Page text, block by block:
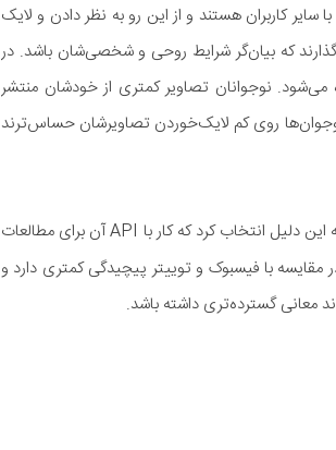
سایر کاربران هستند و از این رو به نظر دادن و لایک
که بیان‌گر شرایط روحی و شخصی‌شان باشد. در
نوجوانان تصاویر کمتری از خودشان منتشر
نوجوان‌ها روی کم لایک‌خوردن تصاویرشان حساس‌ترند
اینستاگرام با ۵۰۰ میلیون کاربر را به این دلیل انتخاب کرد که کار با API آن برای مطالعات
مقایسه با فیسبوک و توییتر پیچیدگی کمتری دارد و
معانی گسترده‌تری داشته باشد.